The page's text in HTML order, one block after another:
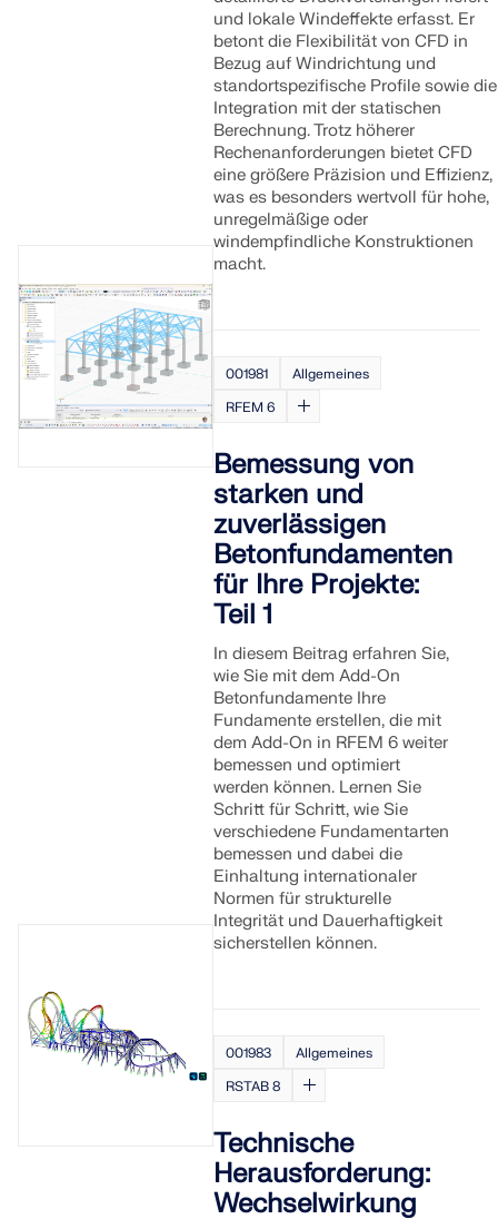
und lokale Windeffekte erfasst. Er
betont die Flexibilität von CFD in
Bezug auf Windrichtung und
standortspezifische Profile sowie die
Integration mit der statischen
Berechnung. Trotz höherer
Rechenanforderungen bietet CFD
eine größere Präzision und Effizienz,
was es besonders wertvoll für hohe,
unregelmäßige oder
windempfindliche Konstruktionen
macht.
001981
Allgemeines
RFEM 6
Bemessung von
starken und
zuverlässigen
Betonfundamenten
für Ihre Projekte:
Teil 1
In diesem Beitrag erfahren Sie,
wie Sie mit dem Add-On
Betonfundamente Ihre
Fundamente erstellen, die mit
dem Add-On in RFEM 6 weiter
bemessen und optimiert
werden können. Lernen Sie
Schritt für Schritt, wie Sie
verschiedene Fundamentarten
bemessen und dabei die
Einhaltung internationaler
Normen für strukturelle
Integrität und Dauerhaftigkeit
sicherstellen können.
001983
Allgemeines
RSTAB 8
Technische
Herausforderung:
Wechselwirkung